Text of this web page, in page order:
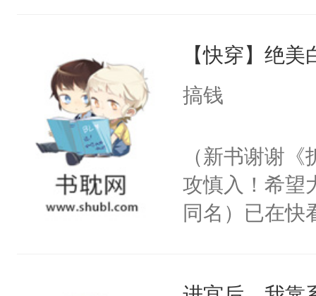
来，给老公
用力——为你
【快穿】绝
搞钱
（新书谢谢
攻慎入！希望
同名）已在快